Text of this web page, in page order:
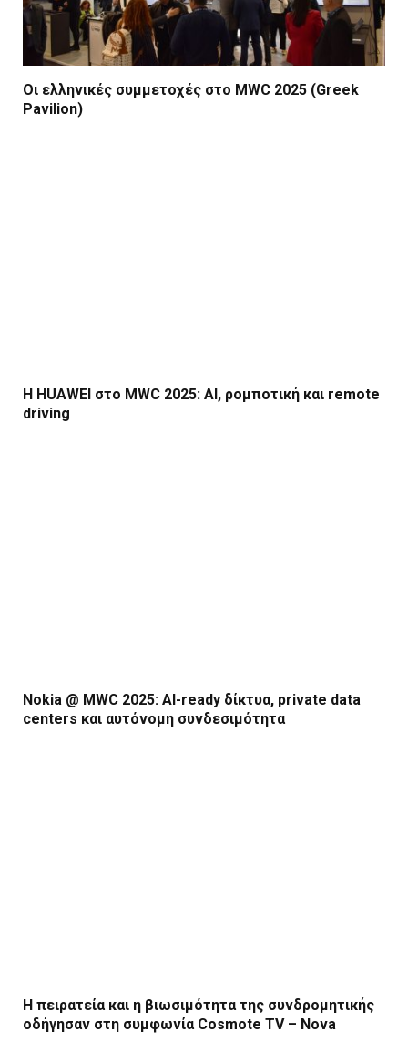
Οι ελληνικές συμμετοχές στο MWC 2025 (Greek
Pavilion)
Η HUAWEI στο MWC 2025: AI, ρομποτική και remote
driving
Nokia @ MWC 2025: AI-ready δίκτυα, private data
centers και αυτόνομη συνδεσιμότητα
Η πειρατεία και η βιωσιμότητα της συνδρομητικής
οδήγησαν στη συμφωνία Cosmote TV – Nova